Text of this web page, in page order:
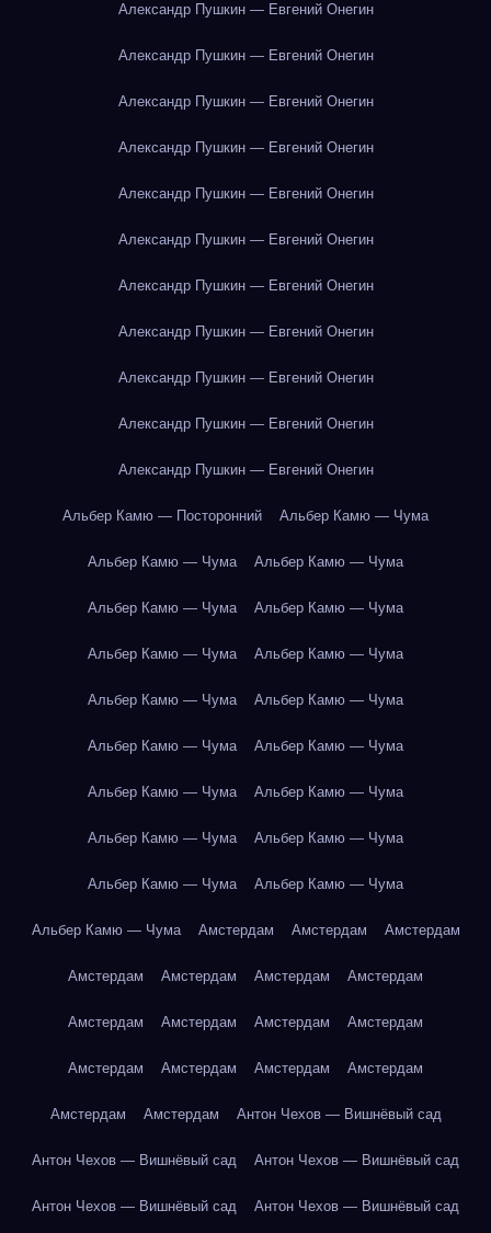
Александр Пушкин — Евгений Онегин
Александр Пушкин — Евгений Онегин
Александр Пушкин — Евгений Онегин
Александр Пушкин — Евгений Онегин
Александр Пушкин — Евгений Онегин
Александр Пушкин — Евгений Онегин
Александр Пушкин — Евгений Онегин
Александр Пушкин — Евгений Онегин
Александр Пушкин — Евгений Онегин
Александр Пушкин — Евгений Онегин
Александр Пушкин — Евгений Онегин
Альбер Камю — Посторонний Альбер Камю — Чума
Альбер Камю — Чума Альбер Камю — Чума
Альбер Камю — Чума Альбер Камю — Чума
Альбер Камю — Чума Альбер Камю — Чума
Альбер Камю — Чума Альбер Камю — Чума
Альбер Камю — Чума Альбер Камю — Чума
Альбер Камю — Чума Альбер Камю — Чума
Альбер Камю — Чума Альбер Камю — Чума
Альбер Камю — Чума Альбер Камю — Чума
Альбер Камю — Чума Амстердам Амстердам Амстердам
Амстердам Амстердам Амстердам Амстердам
Амстердам Амстердам Амстердам Амстердам
Амстердам Амстердам Амстердам Амстердам
Амстердам Амстердам Антон Чехов — Вишнёвый сад
Антон Чехов — Вишнёвый сад Антон Чехов — Вишнёвый сад
Антон Чехов — Вишнёвый сад Антон Чехов — Вишнёвый сад